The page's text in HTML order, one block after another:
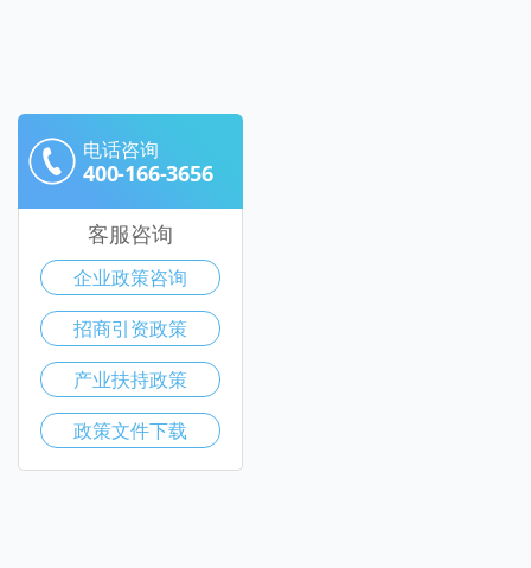
电话咨询
400-166-3656
客服咨询
企业政策咨询
招商引资政策
产业扶持政策
政策文件下载